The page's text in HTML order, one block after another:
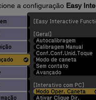
a configuração Easy